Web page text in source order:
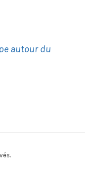
autour du